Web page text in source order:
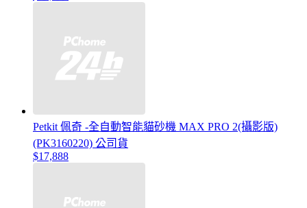
Petkit 佩奇 -全自動智能貓砂機 MAX PRO 2(攝影版)
(PK3160220) 公司貨
$17,888